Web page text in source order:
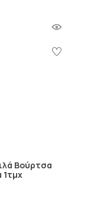
Βούρτσα
1τμχ